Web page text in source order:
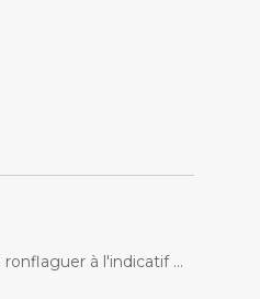
à l'indicatif ...